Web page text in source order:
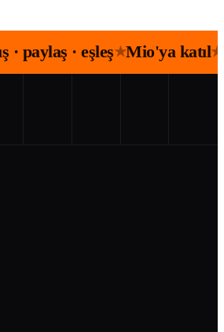
· paylaş · eşleş★Mio'ya katıl★